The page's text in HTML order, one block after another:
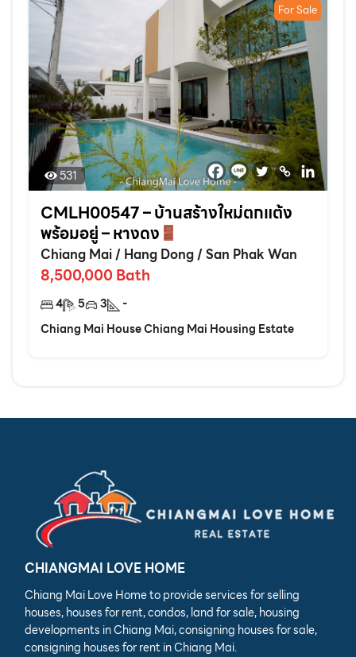
For Sale
531
CMLH00547 – บ้านสร้างใหม่ตกแต้ง
พร้อมอยู่ – หางดง
Chiang Mai/ Hang Dong/San Phak Wan
8,500,000 Bath
4 5 3
-
Chiang Mai House Chiang Mai Housing Estate
CHIANGMAI LOVE HOME
Chiang Mai Love Home to provide services for selling
houses, houses for rent, condos, land for sale, housing
developments in Chiang Mai, consigning houses for sale,
consigning houses for rent in Chiang Mai.